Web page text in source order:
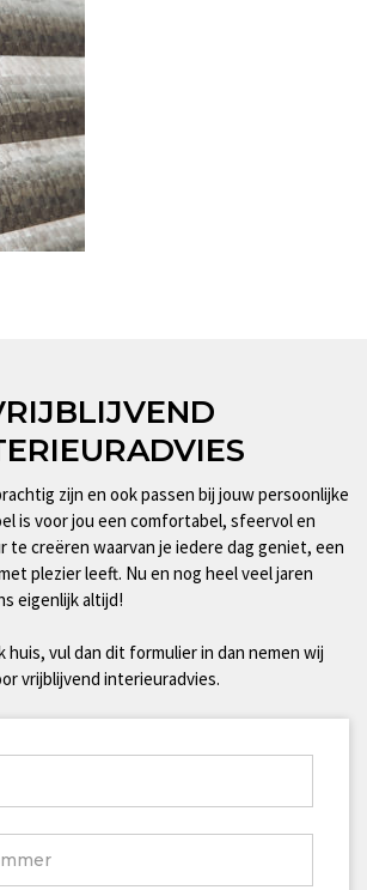
zijn en ook passen bij jouw persoonlijke
is voor jou een comfortabel, sfeervol en
te creëren waarvan je iedere dag geniet, een
plezier leeft. Nu en nog heel veel jaren
eigenlijk altijd!
huis, vul dan dit formulier in dan nemen wij
vrijblijvend interieuradvies.